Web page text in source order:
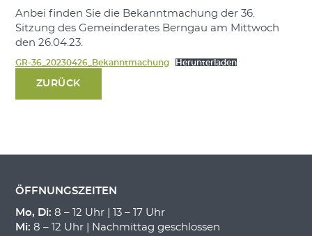
Anbei finden Sie die Bekanntmachung der 36.
Sitzung des Gemeinderates Berngau am Mittwoch
den 26.04.23.
GR-36_20230426_Bekanntmachung Herunterladen
ZURÜCK
ÖFFNUNGSZEITEN
Mo, Di: 8 – 12 Uhr | 13 – 17 Uhr
Mi: 8 – 12 Uhr | Nachmittag geschlossen